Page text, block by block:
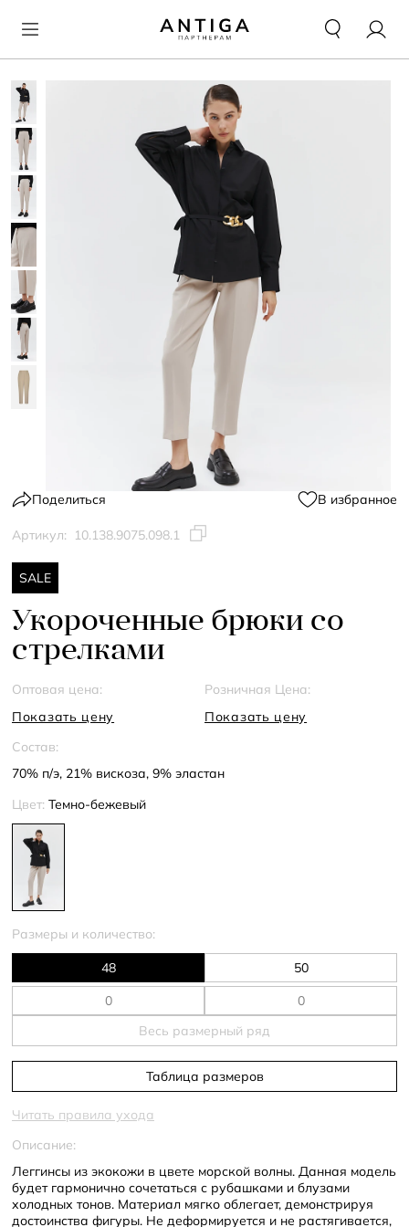
Поделиться В избранное
Артикул: 10.138.9075.098.1
SALE
Укороченные брюки со
стрелками
Оптовая цена:
Показать цену
Розничная Цена:
Показать цену
Состав:
70% п/э, 21% вискоза, 9% эластан
Цвет: Темно-бежевый
Размеры и количество:
48 50
Весь размерный ряд
Таблица размеров
Читать правила ухода
Описание:
Леггинсы из экокожи в цвете морской волны. Данная модель
будет гармонично сочетаться с рубашками и блузами
холодных тонов. Материал мягко облегает, демонстрируя
достоинства фигуры. Не деформируется и не растягивается,